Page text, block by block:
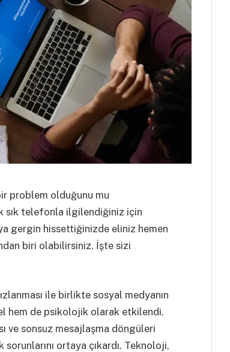
problem olduğunu mu
sık telefonla ilgilendiğiniz için
gergin hissettiğinizde eliniz hemen
biri olabilirsiniz. İşte sizi
ile birlikte sosyal medyanın
hem de psikolojik olarak etkilendi.
ve sonsuz mesajlaşma döngüleri
sorunlarını ortaya çıkardı. Teknoloji,